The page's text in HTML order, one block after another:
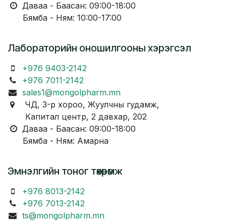
Даваа - Баасан: 09:00-18:00
Бямба - Ням: 10:00-17:00
Лабораторийн оношилгооны хэрэгсэл
+976 9403-2142
+976 7011-2142
sales1@mongolpharm.mn
ЧД, 3-р хороо, Жуулчны гудамж,
Капитал центр, 2 давхар, 202
Даваа - Баасан: 09:00-18:00
Бямба - Ням: Амарна
Эмнэлгийн тоног төхөөрөмж
+976 8013-2142
+976 7013-2142
ts@mongolpharm.mn